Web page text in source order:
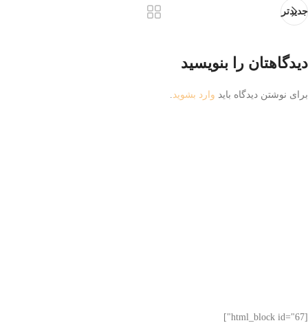
جدیدتر
دیدگاهتان را بنویسید
برای نوشتن دیدگاه باید وارد بشوید
[html_block id="67"]